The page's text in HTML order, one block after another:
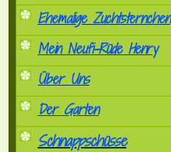
Ehemalige Zuchtsternchen
Mein Neufi-Rüde Henry
Über Uns
Der Garten
Schnappschüsse